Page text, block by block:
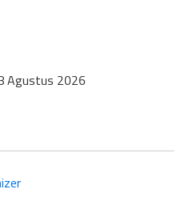
Agustus 2026